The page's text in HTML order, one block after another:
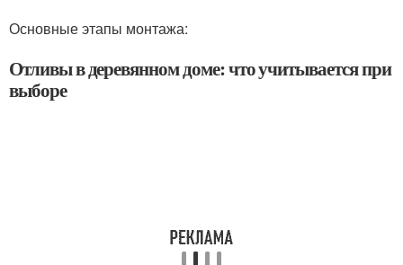
Основные этапы монтажа:
Отливы в деревянном доме: что учитывается при
выборе